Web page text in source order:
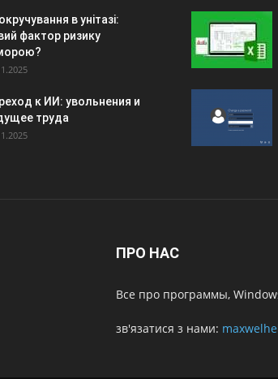
в унітазі:
фактор ризику
к ИИ: увольнения и
труда
ПРО НАС
Все про программы,
зв'язатися з нами: